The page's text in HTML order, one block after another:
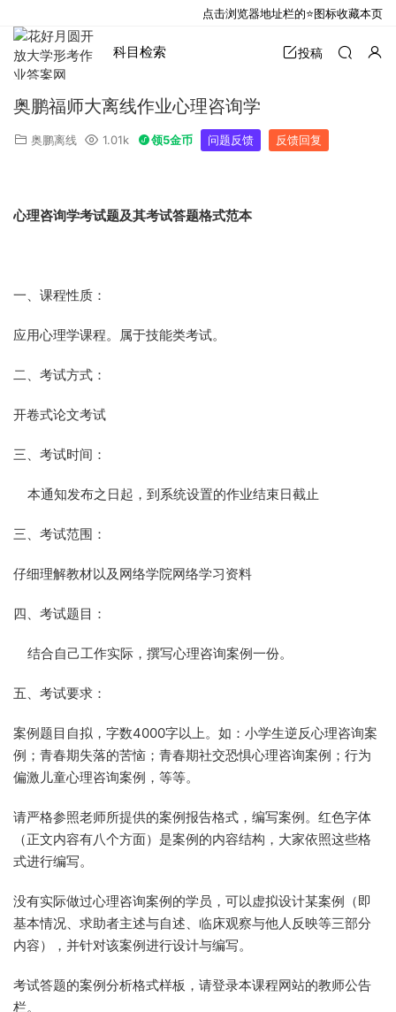
科目检索 投稿
奥鹏福师大离线作业心理咨询学
奥鹏离线 1.01k 领5金币 问题反馈 反馈回复
心理咨询学考试题及其考试答题格式范本
一、课程性质：
应用心理学课程。属于技能类考试。
二、考试方式：
开卷式论文考试
三、考试时间：
本通知发布之日起，到系统设置的作业结束日截止
三、考试范围：
仔细理解教材以及网络学院网络学习资料
四、考试题目：
结合自己工作实际，撰写心理咨询案例一份。
五、考试要求：
案例题目自拟，字数4000字以上。如：小学生逆反心理咨询案
例；青春期失落的苦恼；青春期社交恐惧心理咨询案例；行为
偏激儿童心理咨询案例，等等。
请严格参照老师所提供的案例报告格式，编写案例。红色字体
（正文内容有八个方面）是案例的内容结构，大家依照这些格
式进行编写。
没有实际做过心理咨询案例的学员，可以虚拟设计某案例（即
基本情况、求助者主述与自述、临床观察与他人反映等三部分
内容），并针对该案例进行设计与编写。
考试答题的案例分析格式样板，请登录本课程网站的教师公告
栏。
点击浏览器地址栏的⭐图标收藏本页